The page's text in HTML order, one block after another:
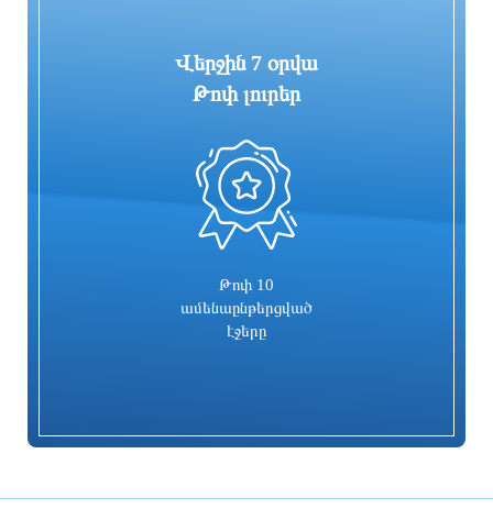
Գարեգին Բ-ի և վեց եպիսկոպոսների
ինքնաբացարկ հայտնեց. նոր
Իսրայելն արձագանքել է Թուրքիայի
Մուրադ Սիմոնյանից կբռնագանձվի 4
հունական ժողովրդական պարերի
Վերջին 7 օրվա
Թոփ լուրեր
Թոփ 10
ամենաընթերցված
էջերը